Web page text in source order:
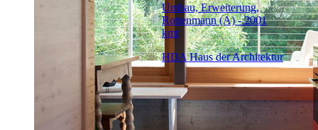
Umbau, Erweiterung,
Rottenmann (A) - 2001
kmt
HDA Haus der Architektur